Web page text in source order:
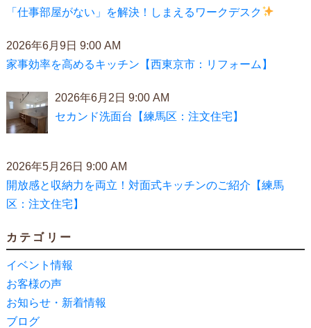
「仕事部屋がない」を解決！しまえるワークデスク
2026年6月9日 9:00 AM
家事効率を高めるキッチン【西東京市：リフォーム】
2026年6月2日 9:00 AM
セカンド洗面台【練馬区：注文住宅】
2026年5月26日 9:00 AM
開放感と収納力を両立！対面式キッチンのご紹介【練馬
区：注文住宅】
カテゴリー
イベント情報
お客様の声
お知らせ・新着情報
ブログ